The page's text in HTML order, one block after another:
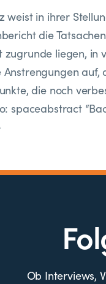
weist in ihrer
die
zugrunde liegen, in
Anstrengungen
die noch
spaceabstract
Ob Interviews,